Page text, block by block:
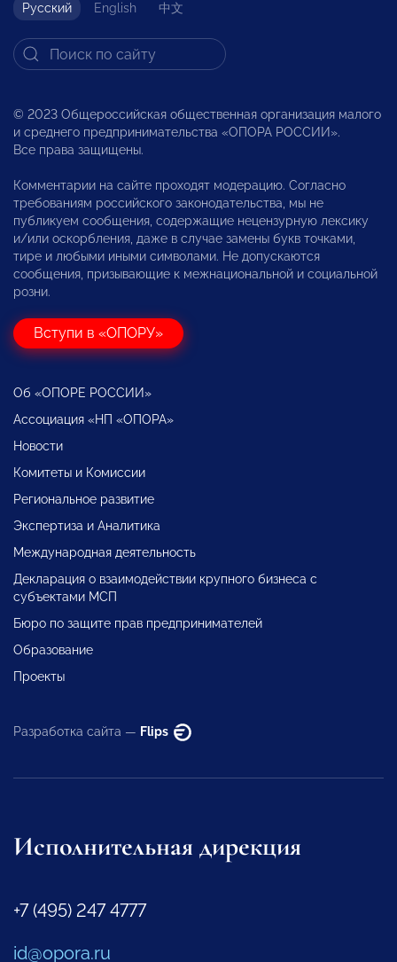
Русский English 中文
© 2023 Общероссийская общественная организация малого
и среднего предпринимательства «ОПОРА РОССИИ».
Все права защищены.
Комментарии на сайте проходят модерацию. Согласно
требованиям российского законодательства, мы не
публикуем сообщения, содержащие нецензурную лексику
и/или оскорбления, даже в случае замены букв точками,
тире и любыми иными символами. Не допускаются
сообщения, призывающие к межнациональной и социальной
розни.
Вступи в «ОПОРУ»
Об «ОПОРЕ РОССИИ»
Ассоциация «НП «ОПОРА»
Новости
Комитеты и Комиссии
Региональное развитие
Экспертиза и Аналитика
Международная деятельность
Декларация о взаимодействии крупного бизнеса с
субъектами МСП
Бюро по защите прав предпринимателей
Образование
Проекты
Разработка сайта — Flips
Исполнительная дирекция
+7 (495) 247 4777
id@opora.ru